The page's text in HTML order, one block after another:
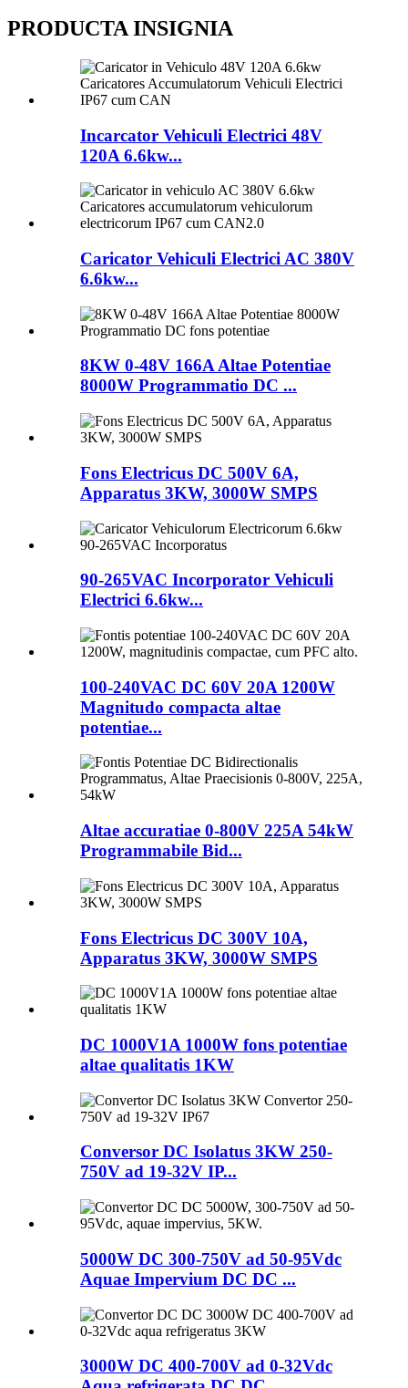
PRODUCTA INSIGNIA
Incarcator Vehiculi Electrici 48V
120A 6.6kw...
Caricator Vehiculi Electrici AC 380V
6.6kw...
8KW 0-48V 166A Altae Potentiae
8000W Programmatio DC ...
Fons Electricus DC 500V 6A,
Apparatus 3KW, 3000W SMPS
90-265VAC Incorporator Vehiculi
Electrici 6.6kw...
100-240VAC DC 60V 20A 1200W
Magnitudo compacta altae
potentiae...
Altae accuratiae 0-800V 225A 54kW
Programmabile Bid...
Fons Electricus DC 300V 10A,
Apparatus 3KW, 3000W SMPS
DC 1000V1A 1000W fons potentiae
altae qualitatis 1KW
Conversor DC Isolatus 3KW 250-
750V ad 19-32V IP...
5000W DC 300-750V ad 50-95Vdc
Aquae Impervium DC DC ...
3000W DC 400-700V ad 0-32Vdc